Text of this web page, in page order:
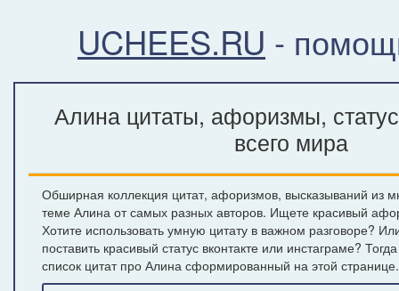
UCHEES.RU -
Алина цитаты, афоризмы,
всего мира
Обширная коллекция цитат, афоризмов, высказываний из
теме Алина от самых разных авторов. Ищете красивый
Хотите использовать умную цитату в важном разговоре?
поставить красивый статус вконтакте или инстаграме?
список цитат про Алина сформированный на этой странице.